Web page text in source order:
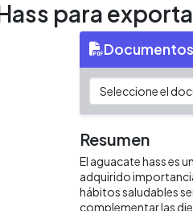
para
Documentos
Resumen
El aguacate hass es
adquirido
hábitos saludables
complementar las